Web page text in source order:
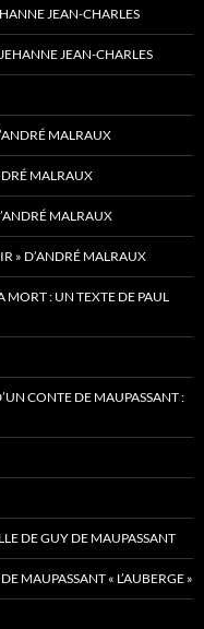
JEAN-CHARLES
JEAN-CHARLES
MALRAUX
MALRAUX
MALRAUX
» D’ANDRÉ MALRAUX
MORT : UN TEXTE DE PAUL
CONTE DE MAUPASSANT :
DE GUY DE MAUPASSANT
MAUPASSANT « L’AUBERGE »